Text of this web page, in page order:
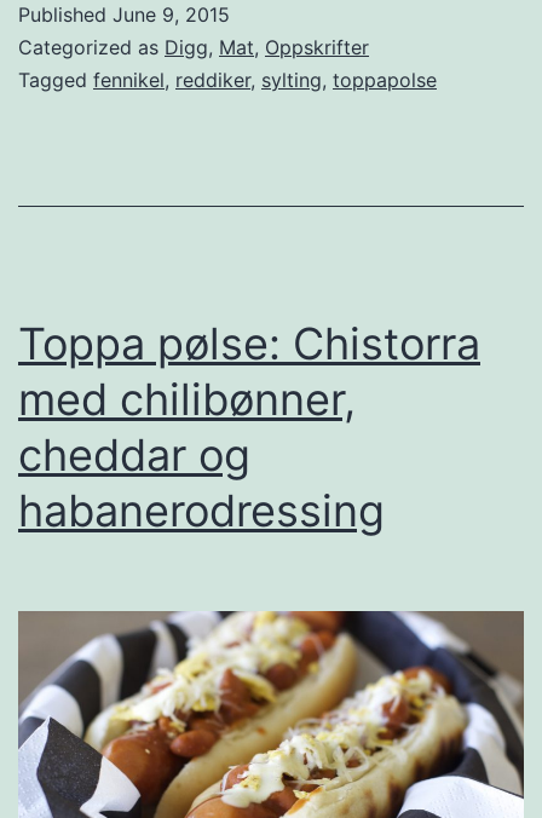
p
a
l
H
u
r
i
s
y
t
Published June 9, 2015
Categorized as Digg, Mat, Oppskrifter
Tagged fennikel, reddiker, sylting, toppapolse
Toppa pølse: Chistorra
med chilibønner,
cheddar og
habanerodressing